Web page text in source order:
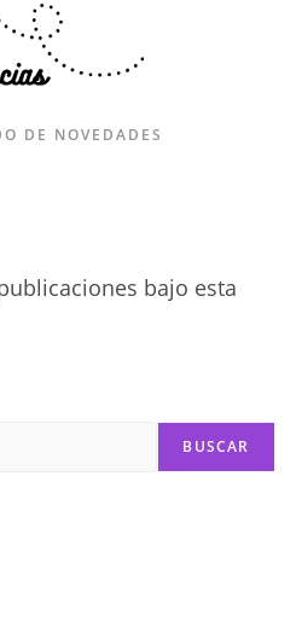
DE NOVEDADES
bajo esta
BUSCAR